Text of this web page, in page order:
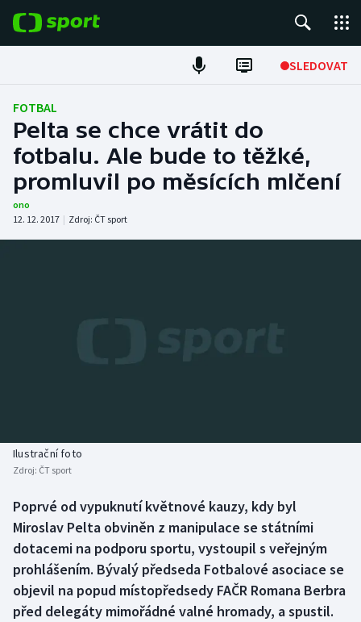
SLEDOVAT
Fotbal
Hokej
Tenis
Atletika
Biatlon
Box
Curling
Dostihy
Aplikace ČT sport
FOTBAL
Pelta se chce vrátit do
fotbalu. Ale bude to těžké,
promluvil po měsících mlčení
ono
12. 12. 2017 | Zdroj: ČT sport
Ilustrační foto
Zdroj: ČT sport
Poprvé od vypuknutí květnové kauzy, kdy byl
Miroslav Pelta obviněn z manipulace se státními
dotacemi na podporu sportu, vystoupil s veřejným
prohlášením. Bývalý předseda Fotbalové asociace se
objevil na popud místopředsedy FAČR Romana Berbra
před delegáty mimořádné valné hromady, a spustil.